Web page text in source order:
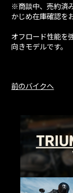
※商談中、売約済
かじめ在庫確認を
オフロード性能を
向きモデルです。
前のバイクへ